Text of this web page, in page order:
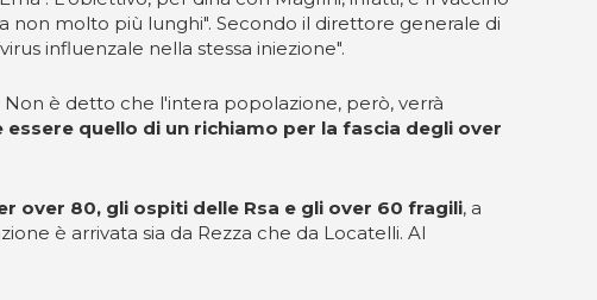
non molto più lunghi". Secondo il direttore generale di
influenzale nella stessa iniezione".
è detto che l'intera popolazione, però, verrà
quello di un richiamo per la fascia degli over
over 80, gli ospiti delle Rsa e gli over 60 fragili, a
è arrivata sia da Rezza che da Locatelli. Al